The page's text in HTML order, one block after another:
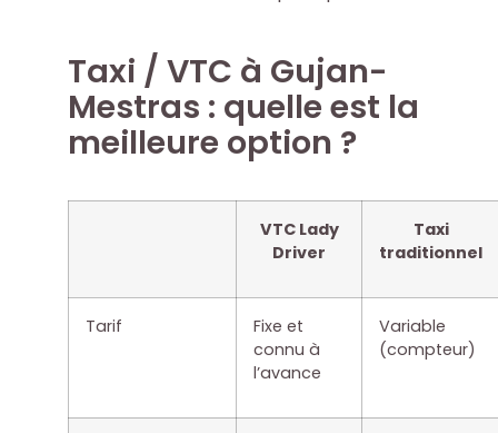
Taxi / VTC à Gujan-
Mestras : quelle est la
meilleure option ?
VTC Lady
Driver
Taxi
traditionnel
Tarif
Fixe et
connu à
l’avance
Variable
(compteur)